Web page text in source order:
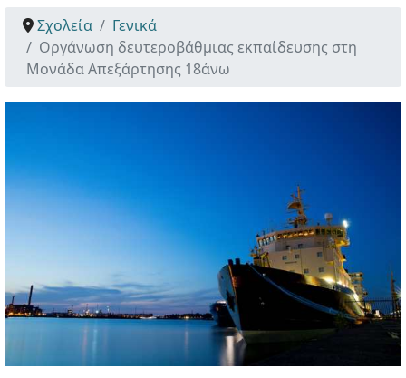
Σχολεία
Γενικά
Οργάνωση δευτεροβάθμιας εκπαίδευσης στη
Μονάδα Απεξάρτησης 18άνω